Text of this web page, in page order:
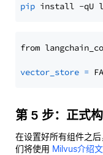
pip
from
vector_store =
第 5 步：正式
在设置好所有组件之
们将使用 Milvus介绍